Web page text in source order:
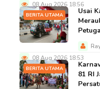
08 Aug 2026 18:56
BERITA UTAMA
Usai
08 Aug 2026 18:53
BERITA UTAMA
81 RI